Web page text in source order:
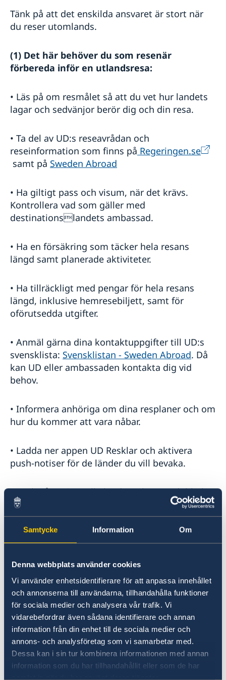
Samtycke Information Om
Denna webbplats använder cookies
Vi använder enhetsidentifierare för att anpassa innehållet
och annonserna till användarna, tillhandahålla funktioner
för sociala medier och analysera vår trafik. Vi
vidarebefordrar även sådana identifierare och annan
information från din enhet till de sociala medier och
annons- och analysföretag som vi samarbetar med.
Dessa kan i sin tur kombinera informationen med annan
information som du har tillhandahållit eller som de har
samlat in när du har använt deras tjänster.
Tänk på att det enskilda ansvaret är stort när
du reser utomlands.
(1) Det här behöver du som resenär
förbereda inför en utlandsresa:
• Läs på om resmålet så att du vet hur landets
lagar och sedvänjor berör dig och din resa.
• Ta del av UD:s reseavrådan och
reseinformation som finns på Regeringen.se
samt på Sweden Abroad
• Ha giltigt pass och visum, när det krävs.
Kontrollera vad som gäller med
destinationslandets ambassad.
• Ha en försäkring som täcker hela resans
längd samt planerade aktiviteter.
• Ha tillräckligt med pengar för hela resans
längd, inklusive hemresebiljett, samt för
oförutsedda utgifter.
• Anmäl gärna dina kontaktuppgifter till UD:s
svensklista: Svensklistan - Sweden Abroad. Då
kan UD eller ambassaden kontakta dig vid
behov.
• Informera anhöriga om dina resplaner och om
hur du kommer att vara nåbar.
• Ladda ner appen UD Resklar och aktivera
push-notiser för de länder du vill bevaka.
• Tänk på att inte alla länder erkänner dubbelt
medborgarskap.
(2) Det här kan vi hjälpa dig med:
• Ge information om hur du kan lösa din
utomlands.
• Utfärda ordinarie eller provisoriskt pass.
• Ge information om hur du för över pengar
från egna konton.